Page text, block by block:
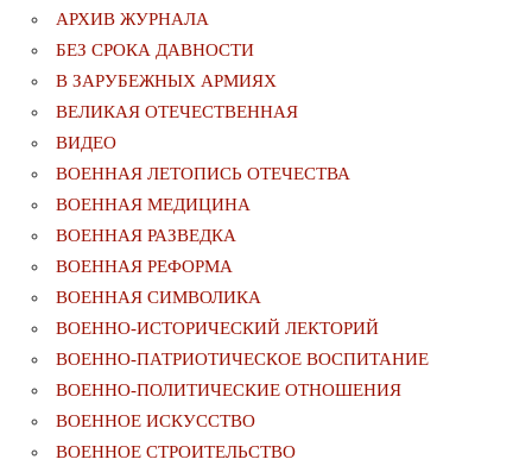
АРХИВ ЖУРНАЛА
БЕЗ СРОКА ДАВНОСТИ
В ЗАРУБЕЖНЫХ АРМИЯХ
ВЕЛИКАЯ ОТЕЧЕСТВЕННАЯ
ВИДЕО
ВОЕННАЯ ЛЕТОПИСЬ ОТЕЧЕСТВА
ВОЕННАЯ МЕДИЦИНА
ВОЕННАЯ РАЗВЕДКА
ВОЕННАЯ РЕФОРМА
ВОЕННАЯ СИМВОЛИКА
ВОЕННО-ИСТОРИЧЕСКИЙ ЛЕКТОРИЙ
ВОЕННО-ПАТРИОТИЧЕСКОЕ ВОСПИТАНИЕ
ВОЕННО-ПОЛИТИЧЕСКИE ОТНОШЕНИЯ
ВОЕННОЕ ИСКУССТВО
ВОЕННОЕ СТРОИТЕЛЬСТВО